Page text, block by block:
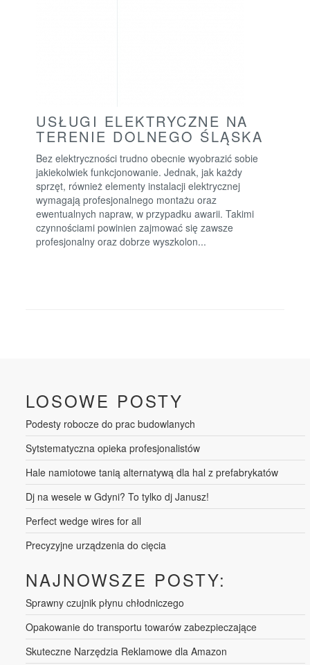
USŁUGI ELEKTRYCZNE NA
TERENIE DOLNEGO ŚLĄSKA
Bez elektryczności trudno obecnie wyobrazić sobie
jakiekolwiek funkcjonowanie. Jednak, jak każdy
sprzęt, również elementy instalacji elektrycznej
wymagają profesjonalnego montażu oraz
ewentualnych napraw, w przypadku awarii. Takimi
czynnościami powinien zajmować się zawsze
profesjonalny oraz dobrze wyszkolon...
LOSOWE POSTY
Podesty robocze do prac budowlanych
Sytstematyczna opieka profesjonalistów
Hale namiotowe tanią alternatywą dla hal z prefabrykatów
Dj na wesele w Gdyni? To tylko dj Janusz!
Perfect wedge wires for all
Precyzyjne urządzenia do cięcia
NAJNOWSZE POSTY:
Sprawny czujnik płynu chłodniczego
Opakowanie do transportu towarów zabezpieczające
Skuteczne Narzędzia Reklamowe dla Amazon